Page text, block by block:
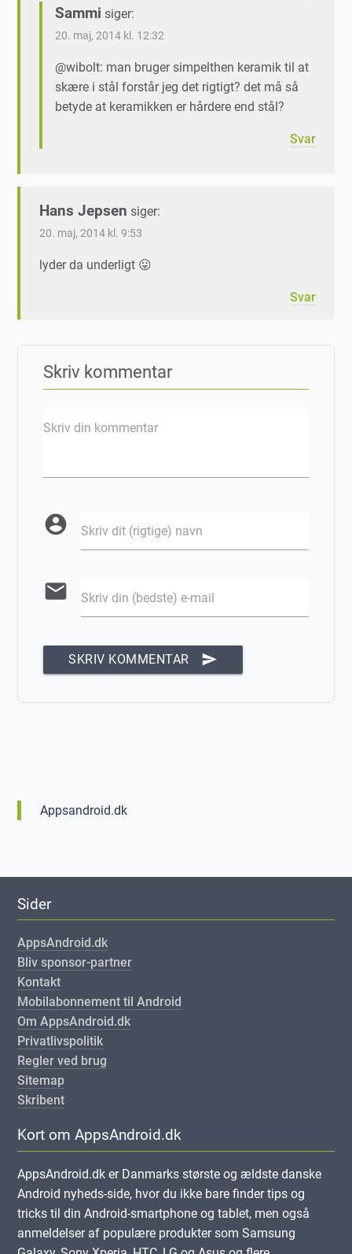
Sammi siger:
20. maj, 2014 kl. 12:32
@wibolt: man bruger simpelthen keramik til at
skære i stål forstår jeg det rigtigt? det må så
betyde at keramikken er hårdere end stål?
Svar
Hans Jepsen siger:
20. maj, 2014 kl. 9:53
lyder da underligt 😛
Svar
Skriv kommentar
Skriv din kommentar
account_circle Skriv dit (rigtige) navn
email Skriv din (bedste) e-mail
SKRIV KOMMENTAR send
Appsandroid.dk
Sider
AppsAndroid.dk
Bliv sponsor-partner
Kontakt
Mobilabonnement til Android
Om AppsAndroid.dk
Privatlivspolitik
Regler ved brug
Sitemap
Skribent
Kort om AppsAndroid.dk
AppsAndroid.dk er Danmarks største og ældste danske
Android nyheds-side, hvor du ikke bare finder tips og
tricks til din Android-smartphone og tablet, men også
anmeldelser af populære produkter som Samsung